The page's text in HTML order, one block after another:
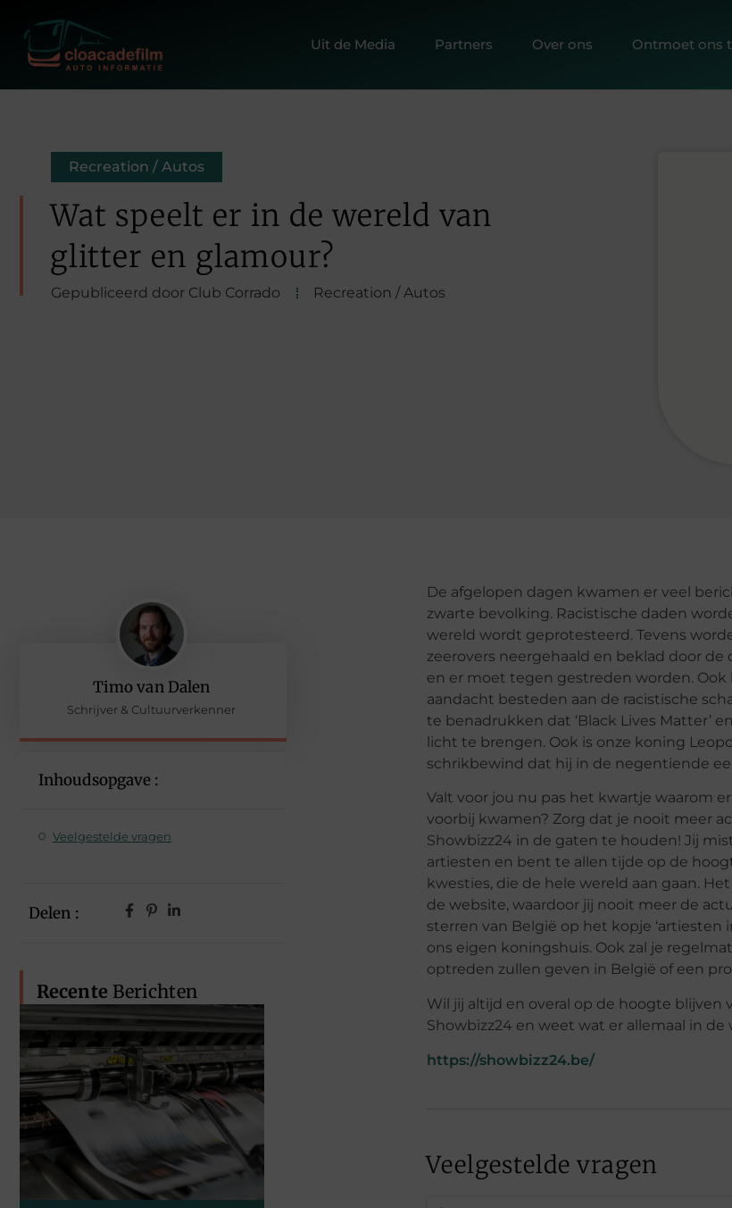
Uit de Media Partners Over ons Ontmoet ons
Recreation / Autos
Wat speelt er in de wereld van
glitter en glamour?
Gepubliceerd door Club Corrado Recreation / Autos
Timo van Dalen
Schrijver & Cultuurverkenner
Inhoudsopgave :
Veelgestelde vragen
Delen :
Recente Berichten
De afgelopen dagen kwamen er veel
zwarte bevolking. Racistische daden
wereld wordt geprotesteerd. Tevens
zeerovers neergehaald en beklad door
en er moet tegen gestreden worden.
aandacht besteden aan de racistische
te benadrukken dat ‘Black Lives Matter’
licht te brengen. Ook is onze koning
schrikbewind dat hij in de negentiende
Valt voor jou nu pas het kwartje waarom
voorbij kwamen? Zorg dat je nooit meer
Showbizz24 in de gaten te houden! Jij
artiesten en bent te allen tijde op de
kwesties, die de hele wereld aan gaan. Het
de website, waardoor jij nooit meer de
sterren van België op het kopje ‘artiesten
ons eigen koningshuis. Ook zal je
optreden zullen geven in België of een
Wil jij altijd en overal op de hoogte
Showbizz24 en weet wat er allemaal in
https://showbizz24.be/
Veelgestelde vragen